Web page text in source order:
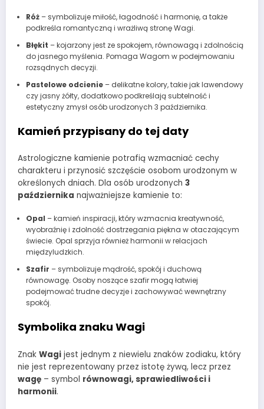
Róż– symbolizuje miłość, łagodność i harmonię, a także
podkreśla romantyczną i wrażliwą stronę Wagi.
Błękit – kojarzony jest ze spokojem, równowagą i zdolnością
do jasnego myślenia. Pomaga Wagom w podejmowaniu
rozsądnych decyzji.
Pastelowe odcienie– delikatne kolory, takie jak lawendowy
czy jasny żółty, dodatkowo podkreślają subtelność i
estetyczny zmysł osób urodzonych 3 października.
Kamień przypisany do tej daty
Astrologiczne kamienie potrafią wzmacniać cechy
charakteru i przynosić szczęście osobom urodzonym w
określonych dniach. Dla osób urodzonych 3
października najważniejsze kamienie to:
Opal – kamień inspiracji, który wzmacnia kreatywność,
wyobraźnię i zdolność dostrzegania piękna w otaczającym
świecie. Opal sprzyja również harmonii w relacjach
międzyludzkich.
Szafir – symbolizuje mądrość, spokój i duchową
równowagę. Osoby noszące szafir mogą łatwiej
podejmować trudne decyzje i zachowywać wewnętrzny
spokój.
Symbolika znaku Wagi
Znak Wagi jest jednym z niewielu znaków zodiaku, który
nie jest reprezentowany przez istotę żywą, lecz przez
wagę – symbol równowagi, sprawiedliwości i
harmonii.